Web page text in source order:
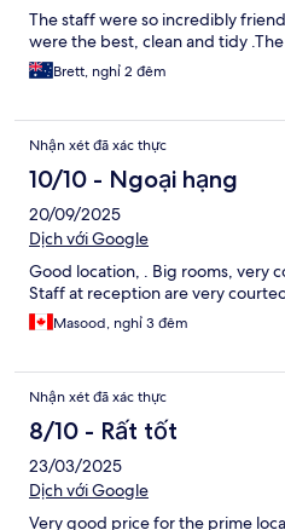
The staff were so incredibly
were the best, clean and tidy
Brett, nghỉ 2 đêm
Nhận xét đã xác thực
10/10 - Ngoại hạng
20/09/2025
Dịch với Google
Good location, . Big rooms, very
Staff at reception are very
Masood, nghỉ 3 đêm
Nhận xét đã xác thực
8/10 - Rất tốt
23/03/2025
Dịch với Google
Very good price for the prime